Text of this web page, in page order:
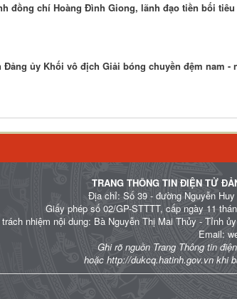
đồng chí Hoàng Đình Giong, lãnh đạo tiền bối
ủy Khối vô địch Giải bóng chuyền đệm nam -
TRANG THÔNG TIN ĐIỆN TỬ
Địa chỉ: Số 39 - đường Nguyễn
Giấy phép số 02/GP-STTTT, cấp ngày 11
trách nhiệm nội dung: Bà Nguyễn Thị Mai Thủy - Tỉnh
Email:
Ghi rõ nguồn Trang Thông tin
hoặc http://dukcq.hatinh.gov.vn khi